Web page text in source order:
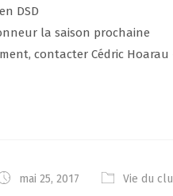
DSD
la saison prochaine
contacter Cédric Hoarau
mai 25, 2017 Vie du